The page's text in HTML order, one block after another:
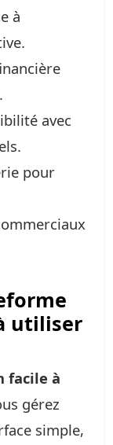
à
avec
pour
utiliser
facile à
gérez
simple,